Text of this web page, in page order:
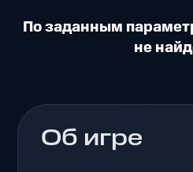
По заданным
не
Об игре